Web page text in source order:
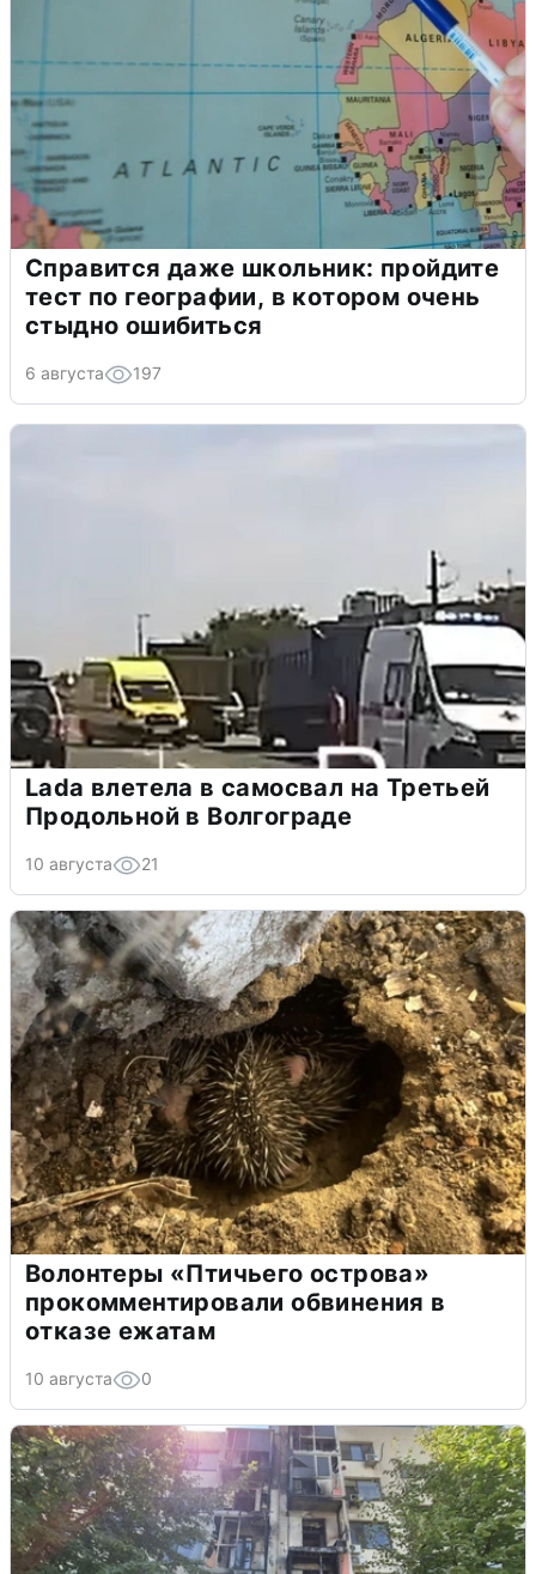
Справится даже школьник: пройдите
тест по географии, в котором очень
стыдно ошибиться
6 августа 197
Lada влетела в самосвал на Третьей
Продольной в Волгограде
10 августа 21
Волонтеры «Птичьего острова»
прокомментировали обвинения в
отказе ежатам
10 августа 0